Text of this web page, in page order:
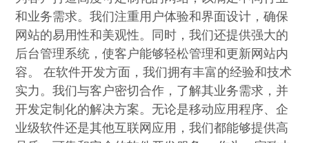
和业务需求。我们注重用户体验和界面设计，确保
网站的易用性和美观性。同时，我们还提供强大的
后台管理系统，使客户能够轻松管理和更新网站内
容。 在软件开发方面，我们拥有丰富的经验和技术
实力。我们与客户密切合作，了解其业务需求，并
开发定制化的解决方案。无论是移动应用程序、企
业级软件还是其他互联网应用，我们都能够提供高